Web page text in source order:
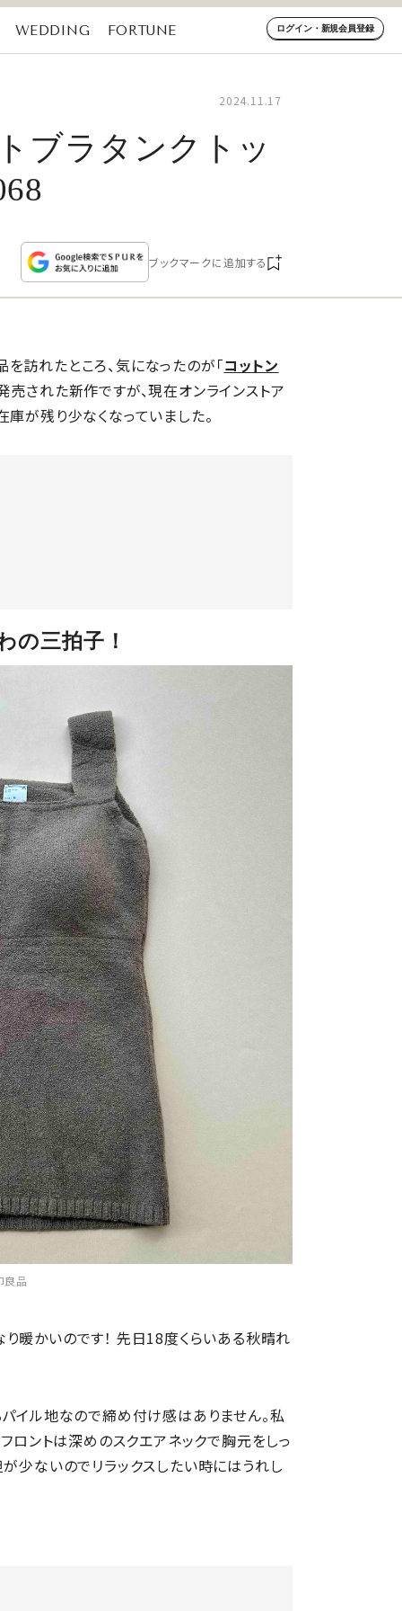
WEDDING FORTUNE ログイン・新規会員登録
2024.11.17
ブラタンクトッ
ブックマークに追加する
訪れたところ、気になったのが「コットン
売された新作ですが、現在オンラインストア
が残り少なくなっていました。
の三拍子！
良品
暖かいのです！ 先日18度くらいある秋晴れ
イル地なので締め付け感はありません。私
ロントは深めのスクエアネックで胸元をしっ
少ないのでリラックスしたい時にはうれし